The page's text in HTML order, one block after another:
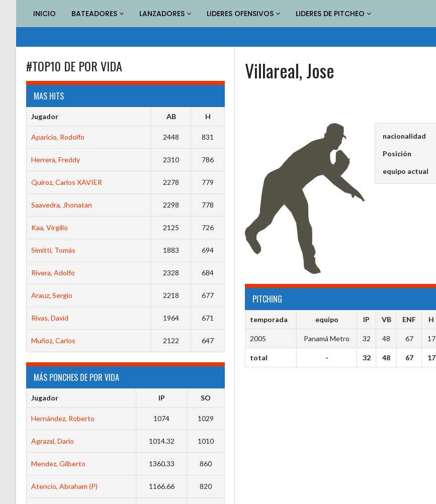
contenido
INICIO BATEADORES LANZADORES LIDERES OFENSIVOS LIDERES DE PITCHEO
Villareal, Jose
nacionalidad
Posición
equipo actual
PITCHING
temporada equipo IP VB ENF H
2005 Panamá Metro 32 48 67 17
total - 32 48 67 17
#TOP10 DE POR VIDA
MAS HITS
Jugador AB H
Aparicio, Rodolfo 2448 831
Herrera, Freddy 2310 786
Quiroz, Carlos XAVIER 2278 779
Saavedra, Jhonatan 2298 778
Kaa, Virgilio 2125 726
Simitti, Tomás 1883 694
Rivera, Adolfo 2328 684
Arauz, Sergio 2218 677
Rivas, David 1964 671
Muñoz, Carlos 2122 647
MÁS PONCHES DE POR VIDA
Jugador IP SO
Hernández, Roberto 1074 1029
Agrazal, Dario 1014.32 1010
Mendez, Gilberto 1360.33 860
Atencio, Abraham (P) 1166.66 820